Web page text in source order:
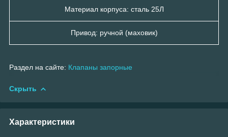
Материал корпуса: сталь 25Л
Привод: ручной (маховик)
Раздел на сайте: Клапаны запорные
Скрыть
Характеристики